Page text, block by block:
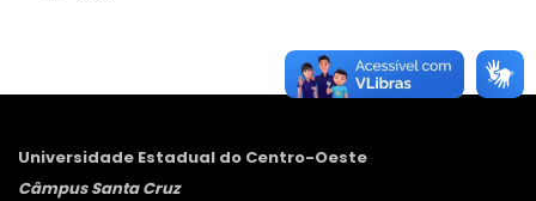
Universidade Estadual do Centro-Oeste
Câmpus Santa Cruz